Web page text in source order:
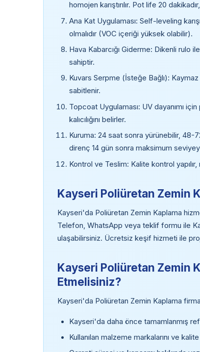
homojen karıştırılır. Pot life 20 dakikadır,
Ana Kat Uygulaması: Self-leveling
olmalıdır (VOC içeriği yüksek olabilir).
Hava Kabarcığı Giderme: Dikenli rulo
sahiptir.
Kuvars Serpme (İsteğe Bağlı):
sabitlenir.
Topcoat Uygulaması: UV dayanımı
kalıcılığını belirler.
Kuruma: 24 saat sonra yürünebilir,
direnç 14 gün sonra maksimum
Kontrol ve Teslim: Kalite kontrol
Kayseri Poliüretan Zemin
Kayseri'da Poliüretan Zemin Kaplama
Telefon, WhatsApp veya teklif formu ile
ulaşabilirsiniz. Ücretsiz keşif hizmeti ile
Kayseri Poliüretan Zemin
Etmelisiniz?
Kayseri'da Poliüretan Zemin Kaplama
Kayseri'da daha önce tamamlanmış
Kullanılan malzeme markalarını ve